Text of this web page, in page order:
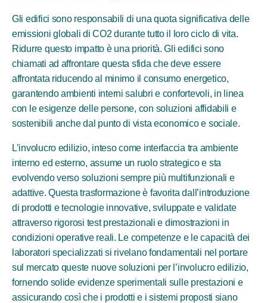
Gli edifici sono responsabili di una quota significativa delle
emissioni globali di CO2 durante tutto il loro ciclo di vita.
Ridurre questo impatto è una priorità. Gli edifici sono
chiamati ad affrontare questa sfida che deve essere
affrontata riducendo al minimo il consumo energetico,
garantendo ambienti interni salubri e confortevoli, in linea
con le esigenze delle persone, con soluzioni affidabili e
sostenibili anche dal punto di vista economico e sociale.
L’involucro edilizio, inteso come interfaccia tra ambiente
interno ed esterno, assume un ruolo strategico e sta
evolvendo verso soluzioni sempre più multifunzionali e
adattive. Questa trasformazione è favorita dall’introduzione
di prodotti e tecnologie innovative, sviluppate e validate
attraverso rigorosi test prestazionali e dimostrazioni in
condizioni operative reali. Le competenze e le capacità dei
laboratori specializzati si rivelano fondamentali nel portare
sul mercato queste nuove soluzioni per l’involucro edilizio,
fornendo solide evidenze sperimentali sulle prestazioni e
assicurando così che i prodotti e i sistemi proposti siano